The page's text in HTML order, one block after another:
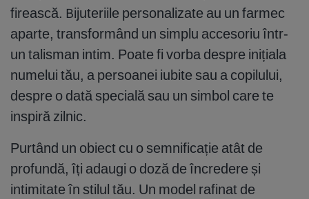
firească. Bijuteriile personalizate au un farmec
aparte, transformând un simplu accesoriu într-
un talisman intim. Poate fi vorba despre inițiala
numelui tău, a persoanei iubite sau a copilului,
despre o dată specială sau un simbol care te
inspiră zilnic.
Purtând un obiect cu o semnificație atât de
profundă, îți adaugi o doză de încredere și
intimitate în stilul tău. Un model rafinat de